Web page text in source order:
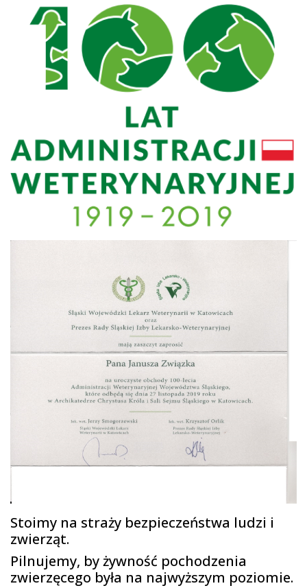
Stoimy na straży bezpieczeństwa ludzi i
zwierząt.
Pilnujemy, by żywność pochodzenia
zwierzęcego była na najwyższym poziomie.